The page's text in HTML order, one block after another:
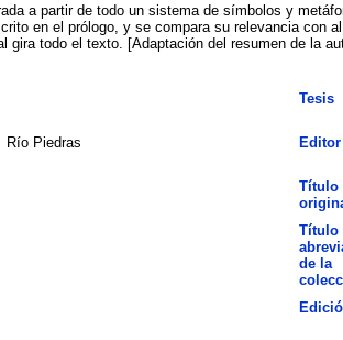
a partir de todo un sistema de símbolos y
en el prólogo, y se compara su relevancia con
gira todo el texto. [Adaptación del resumen de la
Tesis
Río Piedras Editor
Título
Título
de la